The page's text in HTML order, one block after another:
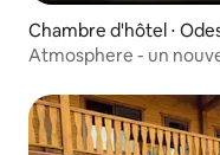
Chambre d'hôtel ⋅
Atmosphere - un